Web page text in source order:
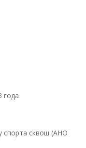
года
спорта сквош (АНО